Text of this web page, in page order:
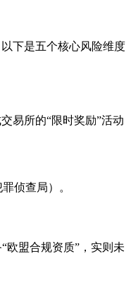
下是五个核心风险维度
易所的“限时奖励”活动
侦查局）。
欧盟合规资质”，实则未